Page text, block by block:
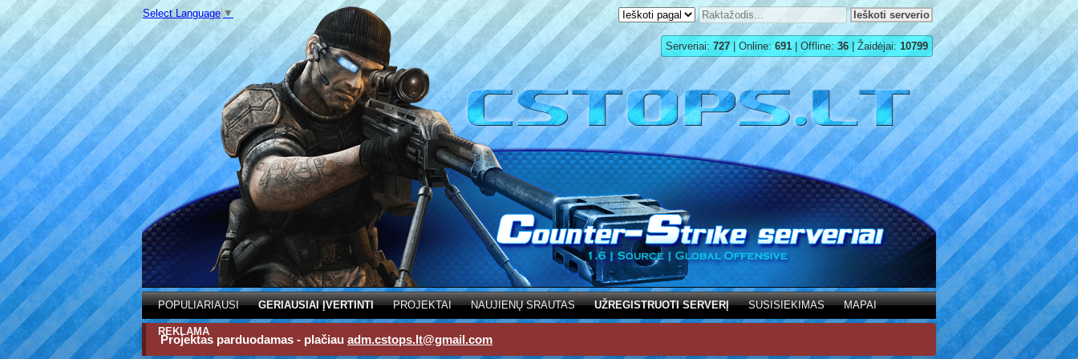
Select Language ▼
Serveriai: 727 | Online: 691 | Offline: 36 | Žaidėjai: 10799
POPULIARIAUSI GERIAUSIAI ĮVERTINTI PROJEKTAI NAUJIENŲ SRAUTAS UŽREGISTRUOTI SERVERĮ SUSISIEKIMAS MAPAI
REKLAMA
Projektas parduodamas - plačiau adm.cstops.lt@gmail.com